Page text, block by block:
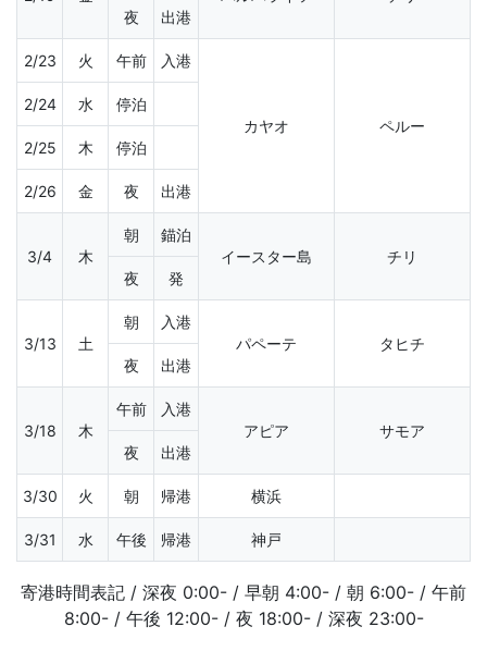
夜
出港
2/23 火 午前 入港
カヤオ ペルー
2/24 水 停泊
2/25 木 停泊
2/26 金 夜 出港
3/4 木
朝
錨泊
イースター島
チリ
夜
発
3/13 土
朝
入港
パペーテ
タヒチ
夜
出港
3/18 木
午前
入港
アピア
サモア
夜
出港
3/30 火 朝 帰港 横浜
3/31 水 午後 帰港 神戸
寄港時間表記 / 深夜 0:00- / 早朝 4:00- / 朝 6:00- / 午前
8:00- / 午後 12:00- / 夜 18:00- / 深夜 23:00-